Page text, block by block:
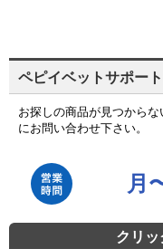
ペピイベットサポー
お探しの商品が見つから
にお問い合わせ下さい。
月
クリ